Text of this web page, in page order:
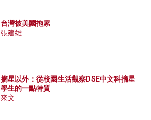
台灣被美國拖累
張建雄
摘星以外：從校園生活觀察DSE中文科摘星
學生的一點特質
來文